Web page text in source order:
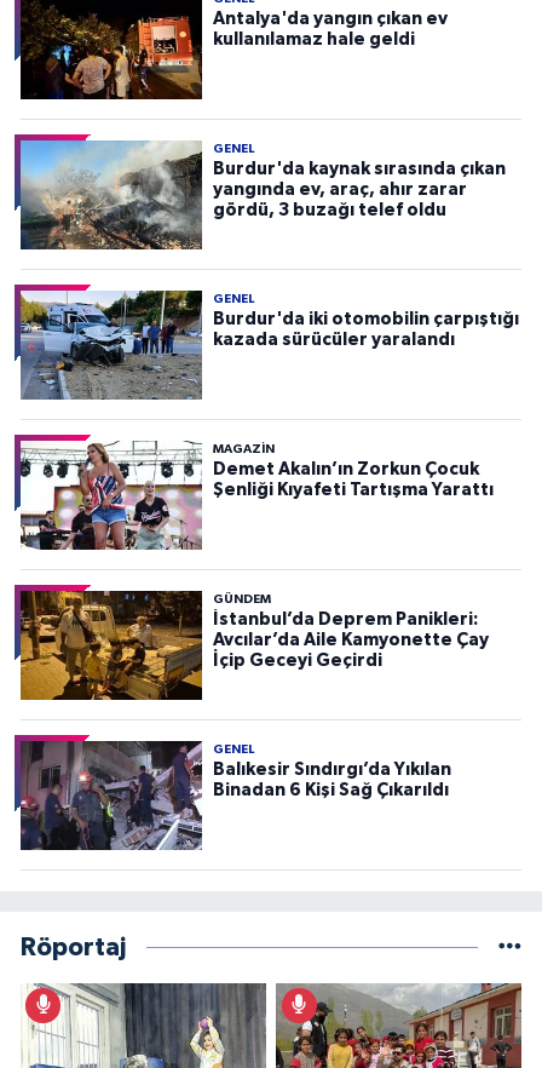
Antalya'da yangın çıkan ev
kullanılamaz hale geldi
GENEL
Burdur'da kaynak sırasında çıkan
yangında ev, araç, ahır zarar
gördü, 3 buzağı telef oldu
GENEL
Burdur'da iki otomobilin çarpıştığı
kazada sürücüler yaralandı
MAGAZİN
Demet Akalın’ın Zorkun Çocuk
Şenliği Kıyafeti Tartışma Yarattı
GÜNDEM
İstanbul’da Deprem Panikleri:
Avcılar’da Aile Kamyonette Çay
İçip Geceyi Geçirdi
GENEL
Balıkesir Sındırgı’da Yıkılan
Binadan 6 Kişi Sağ Çıkarıldı
Röportaj